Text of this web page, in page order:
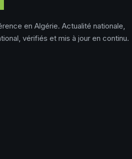
en Algérie. Actualité nationale,
vérifiés et mis à jour en continu.